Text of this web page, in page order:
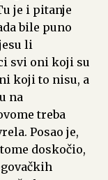
je i pitanje
bile puno
li
svi oni koji su
koji to nisu, a
na
treba
Posao je,
doskočio,